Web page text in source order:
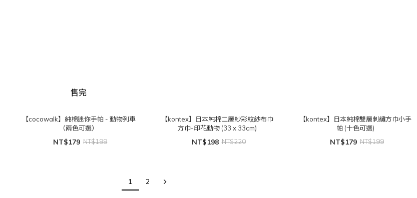
售完
【cocowalk】純棉迷你手帕 - 動物列車
（兩色可選）
NT$179 NT$199
【kontex】日本純棉二層紗彩紋紗布巾
方巾-印花動物 (33 x 33cm)
NT$198 NT$220
【kontex】日本純棉雙層刺繡方巾小手
帕 (十色可選)
NT$179 NT$199
1 2